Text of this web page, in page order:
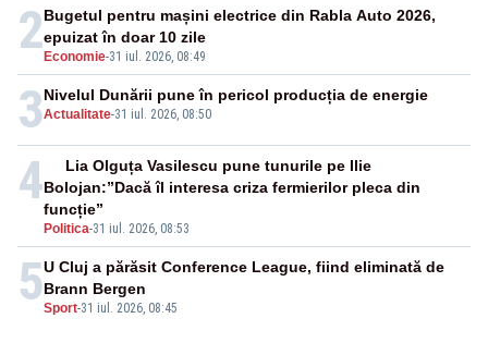
2 Economie-31 iul. 2026, 08:49
Bugetul pentru mașini electrice din Rabla Auto 2026,
epuizat în doar 10 zile
3Actualitate-31 iul. 2026, 08:50
Nivelul Dunării pune în pericol producția de energie
4
Politica-31 iul. 2026, 08:53
Lia Olguța Vasilescu pune tunurile pe Ilie
Bolojan:”Dacă îl interesa criza fermierilor pleca din
funcție”
5Sport-31 iul. 2026, 08:45
U Cluj a părăsit Conference League, fiind eliminată de
Brann Bergen